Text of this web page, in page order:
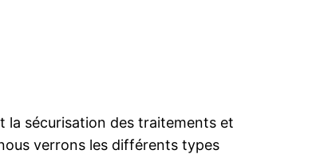
la sécurisation des traitements et
verrons les différents types